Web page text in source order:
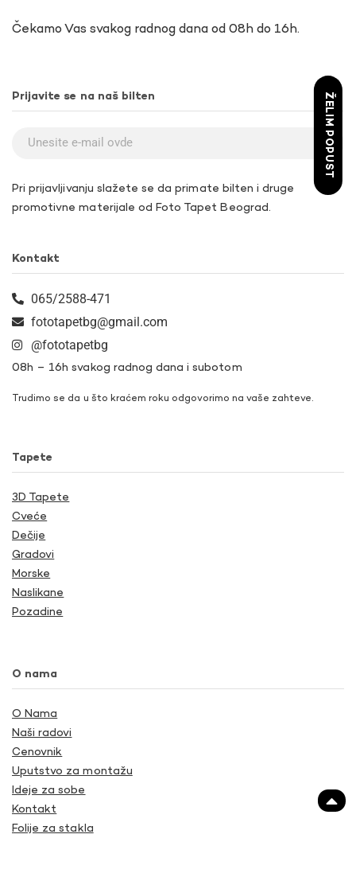
Čekamo Vas svakog radnog dana od 08h do 16h.
Prijavite se na naš bilten
Pri prijavljivanju slažete se da primate bilten i druge
promotivne materijale od Foto Tapet Beograd.
Kontakt
065/2588-471
fototapetbg@gmail.com
@fototapetbg
08h – 16h svakog radnog dana i subotom
Trudimo se da u što kraćem roku odgovorimo na vaše zahteve.
Tapete
3D Tapete
Cveće
Dečije
Gradovi
Morske
Naslikane
Pozadine
O nama
O Nama
Naši radovi
Cenovnik
Uputstvo za montažu
Ideje za sobe
Kontakt
Folije za stakla
ŽELIM POPUST